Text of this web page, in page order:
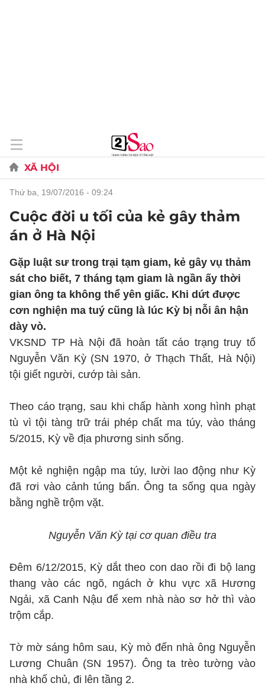
XÃ HỘI
thứ ba, 19/07/2016 - 09:24
Cuộc đời u tối của kẻ gây thảm
án ở Hà Nội
Gặp luật sư trong trại tạm giam, kẻ gây vụ thảm
sát cho biết, 7 tháng tạm giam là ngần ấy thời
gian ông ta không thể yên giấc. Khi dứt được
cơn nghiện ma tuý cũng là lúc Kỳ bị nỗi ân hận
dày vò.
VKSND TP Hà Nội đã hoàn tất cáo trạng truy tố
Nguyễn Văn Kỳ (SN 1970, ở Thạch Thất, Hà Nội)
tội giết người, cướp tài sản.
Theo cáo trạng, sau khi chấp hành xong hình phạt
tù vì tội tàng trữ trái phép chất ma túy, vào tháng
5/2015, Kỳ về địa phương sinh sống.
Một kẻ nghiện ngập ma túy, lười lao động như Kỳ
đã rơi vào cảnh túng bấn. Ông ta sống qua ngày
bằng nghề trộm vặt.
Nguyễn Văn Kỳ tại cơ quan điều tra
Đêm 6/12/2015, Kỳ dắt theo con dao rồi đi bộ lang
thang vào các ngõ, ngách ở khu vực xã Hương
Ngải, xã Canh Nậu để xem nhà nào sơ hở thì vào
trộm cắp.
Tờ mờ sáng hôm sau, Kỳ mò đến nhà ông Nguyễn
Lương Chuân (SN 1957). Ông ta trèo tường vào
nhà khổ chủ, đi lên tầng 2.